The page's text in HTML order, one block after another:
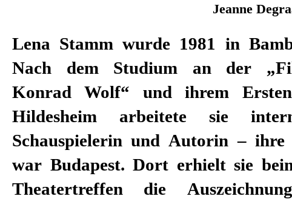
Jeanne
Lena Stamm wurde 1981 in
Nach dem Studium an der
Konrad Wolf“ und ihrem
Hildesheim arbeitete sie
Schauspielerin und Autorin – ihre
war Budapest. Dort erhielt sie
Theatertreffen die